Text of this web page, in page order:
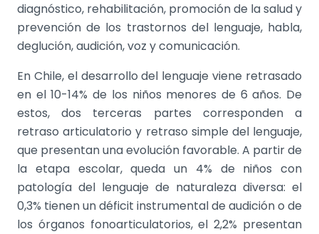
diagnóstico, rehabilitación, promoción de la salud y
prevención de los trastornos del lenguaje, habla,
deglución, audición, voz y comunicación.
En Chile, el desarrollo del lenguaje viene retrasado
en el 10-14% de los niños menores de 6 años. De
estos, dos terceras partes corresponden a
retraso articulatorio y retraso simple del lenguaje,
que presentan una evolución favorable. A partir de
la etapa escolar, queda un 4% de niños con
patología del lenguaje de naturaleza diversa: el
0,3% tienen un déficit instrumental de audición o de
los órganos fonoarticulatorios, el 2,2% presentan